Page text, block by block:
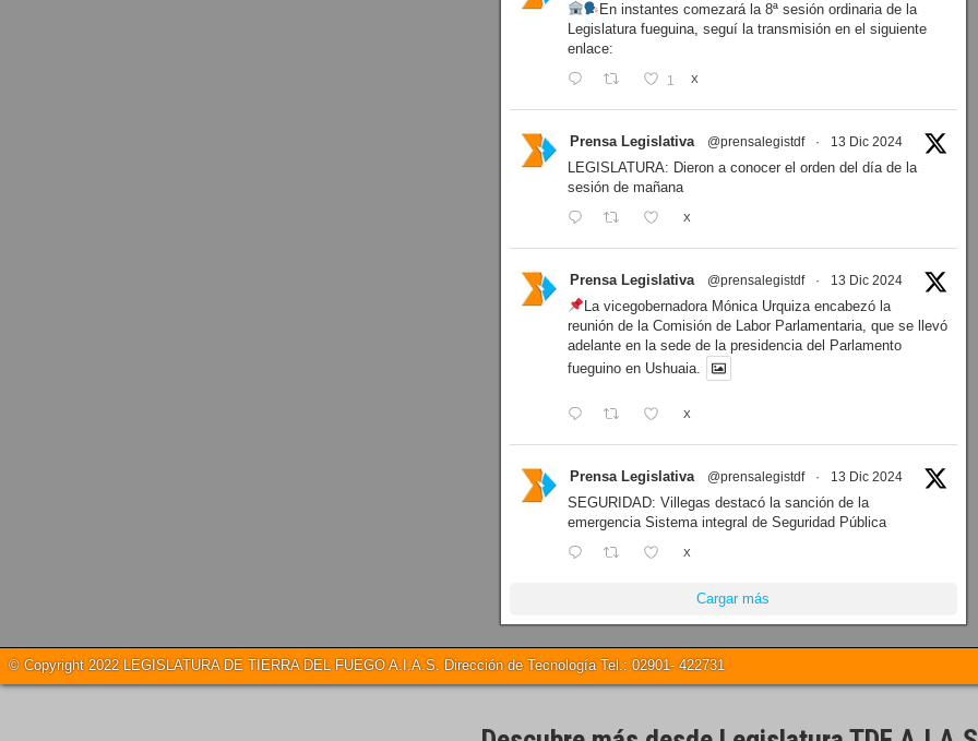
En instantes comezará la 8ª sesión ordinaria de la
Legislatura fueguina, seguí la transmisión en el siguiente
enlace:
1 X
Prensa Legislativa @prensalegistdf · 13 Dic 2024
LEGISLATURA: Dieron a conocer el orden del día de la
sesión de mañana
X
Prensa Legislativa @prensalegistdf · 13 Dic 2024
La vicegobernadora Mónica Urquiza encabezó la
reunión de la Comisión de Labor Parlamentaria, que se llevó
adelante en la sede de la presidencia del Parlamento
fueguino en Ushuaia.
X
Prensa Legislativa @prensalegistdf · 13 Dic 2024
SEGURIDAD: Villegas destacó la sanción de la
emergencia Sistema integral de Seguridad Pública
X
Cargar más
© Copyright 2022 LEGISLATURA DE TIERRA DEL FUEGO A.I.A.S. Dirección de Tecnología Tel.: 02901- 422731